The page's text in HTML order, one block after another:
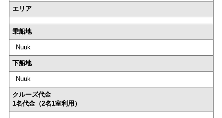
エリア
乗船地
Nuuk
下船地
Nuuk
クルーズ代金
1名代金（2名1室利用）